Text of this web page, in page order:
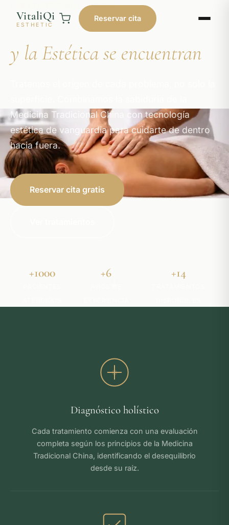
VitaliQi
ESTHETIC
Reservar cita
PUENTE TOCINOS · MURCIA
Donde la Medicina China
y la Estética se encuentran
Medicina Tradicional China con tecnología
estética de vanguardia para cuidarte de dentro
hacia fuera.
Reservar cita gratis
+1000 +6 +14
Diagnóstico holístico
Cada tratamiento comienza con una evaluación
completa según los principios de la Medicina
Tradicional China, identificando el desequilibrio
desde su raíz.